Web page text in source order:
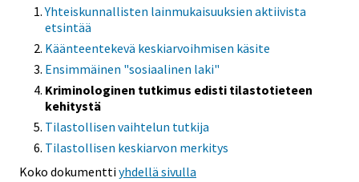
Yhteiskunnallisten lainmukaisuuksien aktiivista
etsintää
Käänteentekevä keskiarvoihmisen käsite
Ensimmäinen "sosiaalinen laki"
Kriminologinen tutkimus edisti tilastotieteen
kehitystä
Tilastollisen vaihtelun tutkija
Tilastollisen keskiarvon merkitys
Koko dokumenttiyhdellä sivulla